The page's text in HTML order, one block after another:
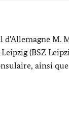
d'Allemagne M.
(BSZ
ainsi